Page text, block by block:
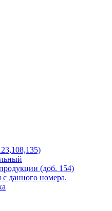
(доб. 154)
данного номера.